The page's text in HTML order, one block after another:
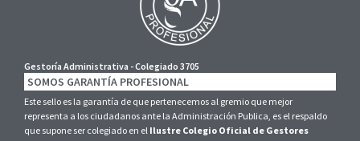
Gestoría Administrativa - Colegiado 3705
SOMOS GARANTÍA PROFESIONAL
Este sello es la garantía de que pertenecemos al gremio que mejor
representa a los ciudadanos ante la Administración Publica, es el respaldo
que supone ser colegiado en el Ilustre Colegio Oficial de Gestores